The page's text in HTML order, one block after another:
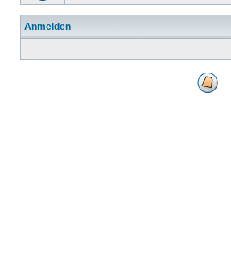
Anmelden